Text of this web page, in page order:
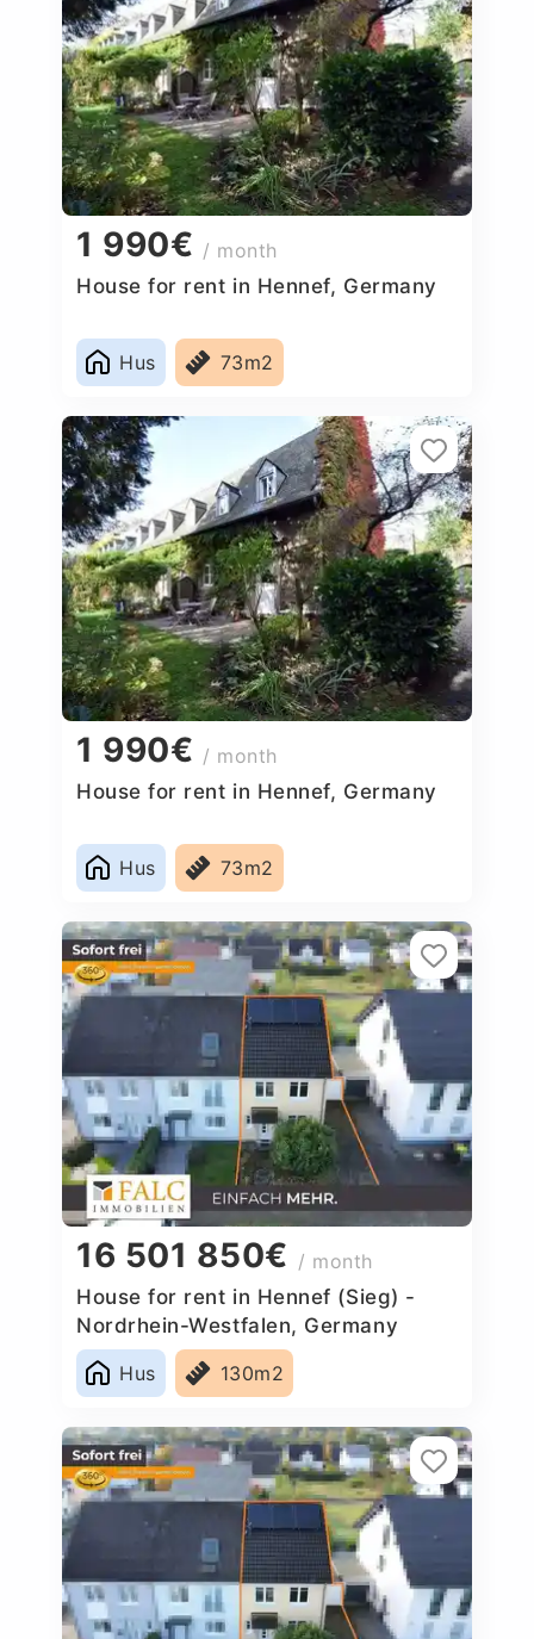
1 990€ / month
House for rent in Hennef, Germany
Hus 73m2
1 990€ / month
House for rent in Hennef, Germany
Hus 73m2
16 501 850€ / month
House for rent in Hennef (Sieg) -
Nordrhein-Westfalen, Germany
Hus
130m2